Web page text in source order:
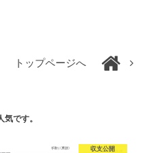
トップページへ
気です。
収支公開